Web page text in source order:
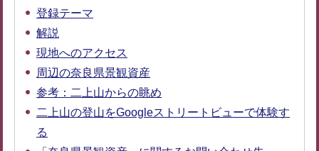
登録テーマ
解説
現地へのアクセス
周辺の奈良県景観資産
参考：二上山からの眺め
二上山の登山をGoogleストリートビューで体験す
る